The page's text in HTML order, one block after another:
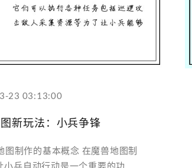
23 03:13:00
新玩法：小兵争锋
图制作的基本概念 在魔兽地图制
小兵自动行动是一个重要的功